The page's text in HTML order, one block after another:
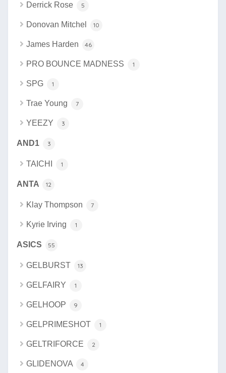
Derrick Rose 5
Donovan Mitchel 10
James Harden 46
PRO BOUNCE MADNESS 1
SPG 1
Trae Young 7
YEEZY 3
AND1 3
TAICHI 1
ANTA 12
Klay Thompson 7
Kyrie Irving 1
ASICS 55
GELBURST 13
GELFAIRY 1
GELHOOP 9
GELPRIMESHOT 1
GELTRIFORCE 2
GLIDENOVA 4